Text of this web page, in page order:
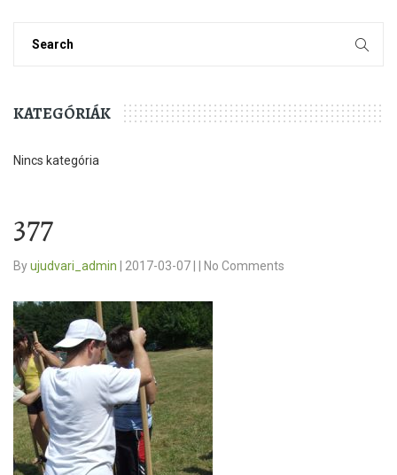
KATEGÓRIÁK
Nincs kategória
377
Byujudvari_admin 2017-03-07 No Comments